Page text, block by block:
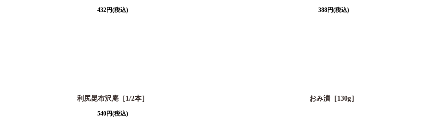
432円(税込) 388円(税込)
利尻昆布沢庵［1/2本］
540円(税込)
おみ漬［130g］